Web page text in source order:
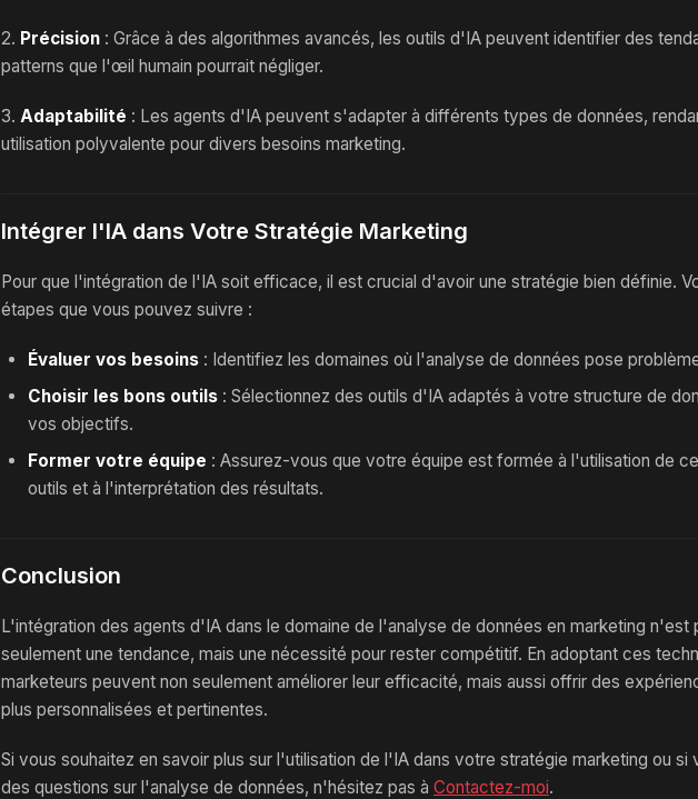
2. Précision : Grâce à des algorithmes avancés, les outils d'IA peuvent identifier des
patterns que l'œil humain pourrait négliger.
3. Adaptabilité : Les agents d'IA peuvent s'adapter à différents types de données,
utilisation polyvalente pour divers besoins marketing.
Intégrer l'IA dans Votre Stratégie Marketing
Pour que l'intégration de l'IA soit efficace, il est crucial d'avoir une stratégie bien définie.
étapes que vous pouvez suivre :
Évaluer vos besoins : Identifiez les domaines où l'analyse de données pose
Choisir les bons outils : Sélectionnez des outils d'IA adaptés à votre structure de
vos objectifs.
Former votre équipe : Assurez-vous que votre équipe est formée à l'utilisation de
outils et à l'interprétation des résultats.
Conclusion
L'intégration des agents d'IA dans le domaine de l'analyse de données en marketing n'est
seulement une tendance, mais une nécessité pour rester compétitif. En adoptant ces
marketeurs peuvent non seulement améliorer leur efficacité, mais aussi offrir des
plus personnalisées et pertinentes.
Si vous souhaitez en savoir plus sur l'utilisation de l'IA dans votre stratégie marketing ou si
des questions sur l'analyse de données, n'hésitez pas à Contactez-moi.